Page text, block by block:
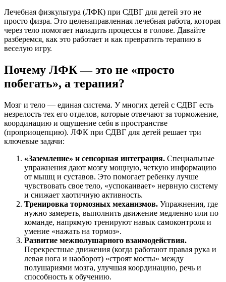
Лечебная физкультура (ЛФК) при СДВГ для детей это не
просто физра. Это целенаправленная лечебная работа, которая
через тело помогает наладить процессы в голове. Давайте
разберемся, как это работает и как превратить терапию в
веселую игру.
Почему ЛФК — это не «просто
побегать», а терапия?
Мозг и тело — единая система. У многих детей с СДВГ есть
незрелость тех его отделов, которые отвечают за торможение,
координацию и ощущение себя в пространстве
(проприоцепцию). ЛФК при СДВГ для детей решает три
ключевые задачи:
«Заземление» и сенсорная интеграция. Специальные
упражнения дают мозгу мощную, четкую информацию
от мышц и суставов. Это помогает ребенку лучше
чувствовать свое тело, «успокаивает» нервную систему
и снижает хаотичную активность.
Тренировка тормозных механизмов. Упражнения, где
нужно замереть, выполнить движение медленно или по
команде, напрямую тренируют навык самоконтроля и
умение «нажать на тормоз».
Развитие межполушарного взаимодействия.
Перекрестные движения (когда работают правая рука и
левая нога и наоборот) «строят мосты» между
полушариями мозга, улучшая координацию, речь и
способность к обучению.